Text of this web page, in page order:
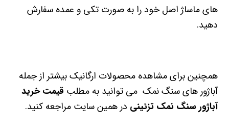
های ماساژ اصل خود را به صورت تکی و عمده سفارش
دهید.
همچنین برای مشاهده محصولات ارگانیک بیشتر از جمله
آباژور های سنگ نمک می توانید به مطلب قیمت خرید
آباژور سنگ نمک تزئینی در همین سایت مراجعه کنید.